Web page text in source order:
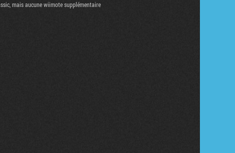
mais aucune wiimote supplémentaire